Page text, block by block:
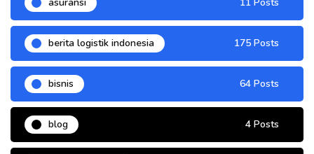
berita logistik indonesia 175 Posts
bisnis 64 Posts
blog 4 Posts